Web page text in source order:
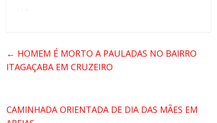
← HOMEM É MORTO A PAULADAS NO BAIRRO
ITAGAÇABA EM CRUZEIRO
CAMINHADA ORIENTADA DE DIA DAS MÃES EM